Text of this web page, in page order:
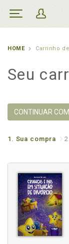
HOME Carrinho
Seu
CONTINUAR
1. Sua compra 2.